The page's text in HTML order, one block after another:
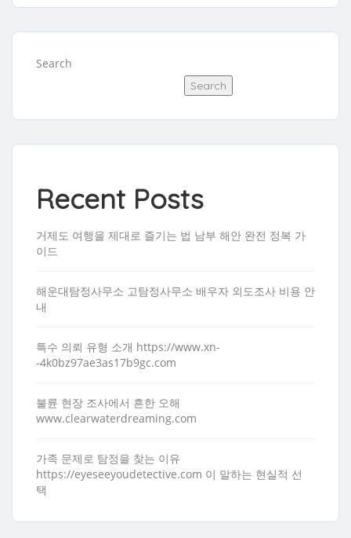
Search
Search
Recent Posts
거제도 여행을 제대로 즐기는 법 남부 해안 완전 정복 가
이드
해운대탐정사무소 고탐정사무소 배우자 외도조사 비용 안
내
특수 의뢰 유형 소개 https://www.xn-
-4k0bz97ae3as17b9gc.com
불륜 현장 조사에서 흔한 오해
www.clearwaterdreaming.com
가족 문제로 탐정을 찾는 이유
https://eyeseeyoudetective.com 이 말하는 현실적 선
택